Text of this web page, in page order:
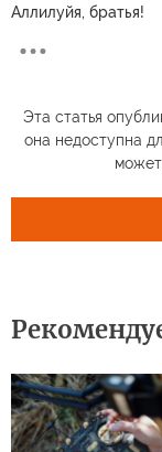
Аллилуйя, братья!
Эта статья
она недоступна